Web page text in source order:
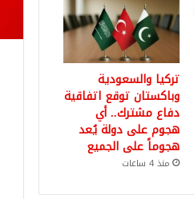
تركيا والسعودية
وباكستان توقع اتفاقية
دفاع مشترك.. أي
هجوم على دولة يُعد
هجوماً على الجميع
منذ 4 ساعات